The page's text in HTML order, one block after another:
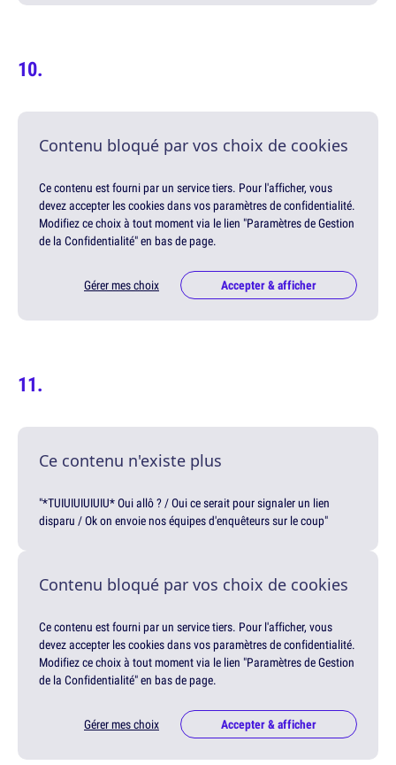
Contenu bloqué par vos choix de cookies
Ce contenu est fourni par un service tiers. Pour l'afficher, vous
devez accepter les cookies dans vos paramètres de confidentialité.
Modifiez ce choix à tout moment via le lien "Paramètres de Gestion
de la Confidentialité" en bas de page.
Gérer mes choix Accepter & afficher
Ce contenu n'existe plus
"*TUIUIUIUIUIU* Oui allô ? / Oui ce serait pour signaler un lien
disparu / Ok on envoie nos équipes d'enquêteurs sur le coup"
Contenu bloqué par vos choix de cookies
Ce contenu est fourni par un service tiers. Pour l'afficher, vous
devez accepter les cookies dans vos paramètres de confidentialité.
Modifiez ce choix à tout moment via le lien "Paramètres de Gestion
de la Confidentialité" en bas de page.
Gérer mes choix Accepter & afficher